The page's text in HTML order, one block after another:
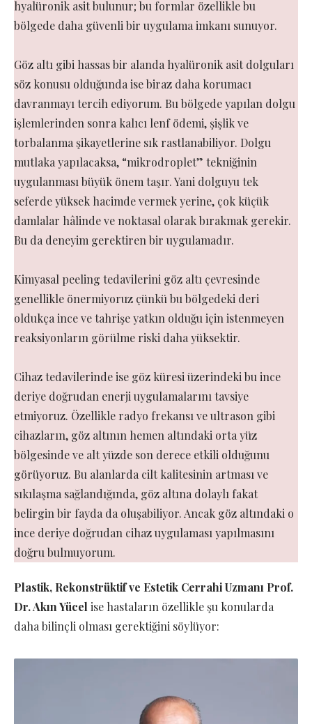
hyalüronik asit bulunur; bu formlar özellikle bu
bölgede daha güvenli bir uygulama imkanı sunuyor.
Göz altı gibi hassas bir alanda hyalüronik asit dolguları
söz konusu olduğunda ise biraz daha korumacı
davranmayı tercih ediyorum. Bu bölgede yapılan dolgu
işlemlerinden sonra kalıcı lenf ödemi, şişlik ve
torbalanma şikayetlerine sık rastlanabiliyor. Dolgu
mutlaka yapılacaksa, “mikrodroplet” tekniğinin
uygulanması büyük önem taşır. Yani dolguyu tek
seferde yüksek hacimde vermek yerine, çok küçük
damlalar hâlinde ve noktasal olarak bırakmak gerekir.
Bu da deneyim gerektiren bir uygulamadır.
Kimyasal peeling tedavilerini göz altı çevresinde
genellikle önermiyoruz çünkü bu bölgedeki deri
oldukça ince ve tahrişe yatkın olduğu için istenmeyen
reaksiyonların görülme riski daha yüksektir.
Cihaz tedavilerinde ise göz küresi üzerindeki bu ince
deriye doğrudan enerji uygulamalarını tavsiye
etmiyoruz. Özellikle radyo frekansı ve ultrason gibi
cihazların, göz altının hemen altındaki orta yüz
bölgesinde ve alt yüzde son derece etkili olduğunu
görüyoruz. Bu alanlarda cilt kalitesinin artması ve
sıkılaşma sağlandığında, göz altına dolaylı fakat
belirgin bir fayda da oluşabiliyor. Ancak göz altındaki o
ince deriye doğrudan cihaz uygulaması yapılmasını
doğru bulmuyorum.
Plastik, Rekonstrüktif ve Estetik Cerrahi Uzmanı Prof.
Dr. Akın Yücel ise hastaların özellikle şu konularda
daha bilinçli olması gerektiğini söylüyor: